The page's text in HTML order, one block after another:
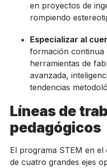
en proyectos de
rompiendo
Especializar al
formación
herramientas de
avanzada,
tendencias
Líneas de
pedagógicos
El programa STEM en
de cuatro grandes ejes